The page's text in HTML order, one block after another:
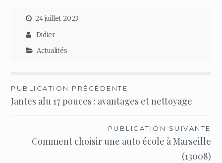
24 juillet 2023
Didier
Actualités
Navigation
de
PUBLICATION PRÉCÉDENTE
Jantes alu 17 pouces : avantages et nettoyage
PUBLICATION SUIVANTE
Comment choisir une auto école à Marseille
(13008)